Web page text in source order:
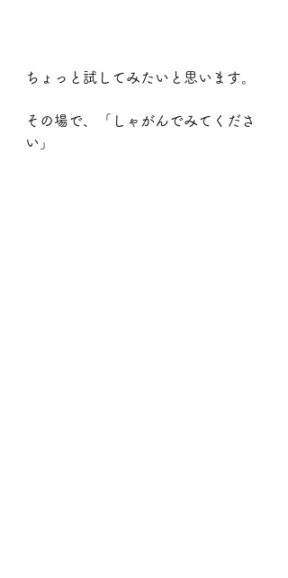
ちょっと試してみたいと思います。
その場で、「しゃがんでみてくださ
い」